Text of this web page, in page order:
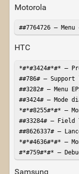
Motorola
##7764726 –
HTC
*#*#3424#*#* –
##786# –
##3282# – Menu
##3424# – Mode
*#*#8255#*#* –
##33284# – Field
##8626337# –
*#*#4636#*#* –
#*#759#*#* –
Samsung